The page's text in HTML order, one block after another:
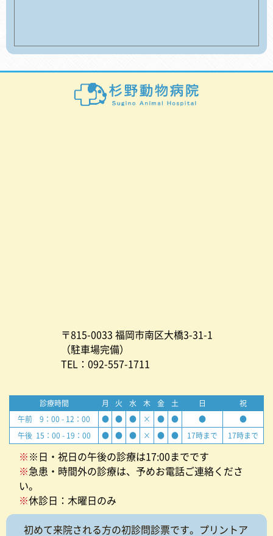
〒815-0033 福岡市南区大橋3-31-1
（駐車場完備）
TEL：092-557-1711
診療時間 月 火 水 木 金 土 日
祝
午前 9：00 - 12：00
● ● ● × ● ● ●
●
午後 15：00 - 19：00
● ● ● × ● ● 17時まで 17時まで
※※日・祝日の午後の診療は17:00までです
※急患・時間外の診療は、予めお電話ご連絡くださ
い。
※休診日：木曜日のみ
初めて来院される方の初診問診票です。プリントア